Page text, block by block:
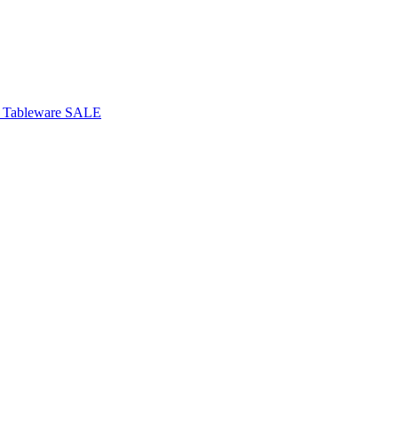
Tableware SALE